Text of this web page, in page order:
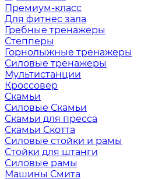
Премиум-класс
Для фитнес зала
Гребные тренажеры
Степперы
Горнолыжные тренажеры
Силовые тренажеры
Мультистанции
Кроссовер
Скамьи
Силовые Скамьи
Скамьи для пресса
Скамьи Скотта
Силовые стойки и рамы
Стойки для штанги
Силовые рамы
Машины Смита